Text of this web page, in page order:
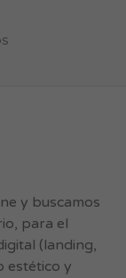
y buscamos
para el
(landing,
estético y